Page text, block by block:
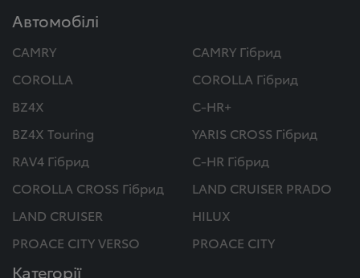
Автомобілі
CAMRY
CAMRY Гібрид
COROLLA
COROLLA Гібрид
BZ4X
C-HR+
BZ4X Touring
YARIS CROSS Гібрид
RAV4 Гібрид
C-HR Гібрид
COROLLA CROSS Гібрид
LAND CRUISER PRADO
LAND CRUISER
HILUX
PROACE CITY VERSO
PROACE CITY
Категорії